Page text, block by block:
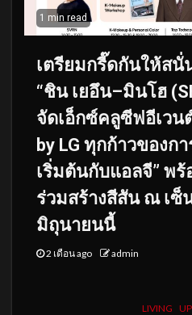
1 min read
เตรียมกรี๊ดกันให้สนั่
“ชิน เยอึน–มินโฮ
จัดเอ็กซ์คลูซีฟอีเวน
by LG ทุกก้าวของก
เริ่มต้นกับแอลจี” พ
ร่วมสร้างสีสัน ณ เซ็
มิถุนายนนี้
2 เดือน ago admin
LIVING